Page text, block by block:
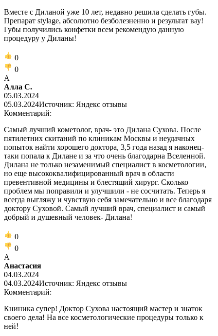
Вместе с Диланой уже 10 лет, недавно решила сделать губы.
Препарат stylage, абсолютно безболезненно и результат вау!
Губы получились конфетки всем рекомендую данную
процедуру у Диланы!
0
0
А
Алла С.
05.03.2024
05.03.2024Источник: Яндекс отзывы
Комментарий:
Самый лучший кометолог, врач- это Дилана Сухова. После
пятилетних скитаний по клиникам Москвы и неудачных
попыток найти хорошего доктора, 3,5 года назад я наконец-
таки попала к Дилане и за что очень благодарна Вселенной.
Дилана не только незаменимый специалист в косметологии,
но еще высококвалифицированный врач в области
превентивной медицины и блестящий хирург. Сколько
проблем мы поправили и улучшили - не сосчитать. Теперь я
всегда выгляжу и чувствую себя замечательно и все благодаря
доктору Суховой. Самый лучший врач, специалист и самый
добрый и душевный человек- Дилана!
0
0
А
Анастасия
04.03.2024
04.03.2024Источник: Яндекс отзывы
Комментарий:
Книника супер! Доктор Сухова настоящий мастер и знаток
своего дела! На все косметологические процедуры только к
ней!